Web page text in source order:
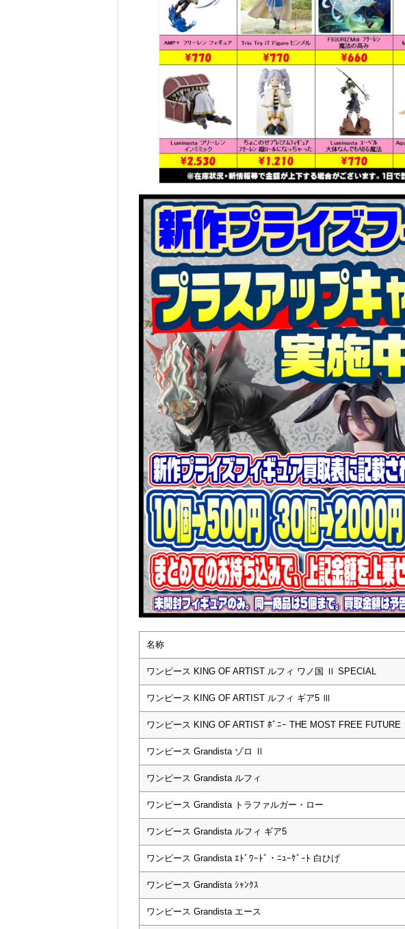
名称
ワンピース KING OF ARTIST ルフィ ワノ国 Ⅱ SPECIAL
ワンピース KING OF ARTIST ルフィ ギア5 Ⅲ
ワンピース KING OF ARTIST ﾎﾞﾆｰ THE MOST FREE FUTURE
ワンピース Grandista ゾロ Ⅱ
ワンピース Grandista ルフィ
ワンピース Grandista トラファルガー・ロー
ワンピース Grandista ルフィ ギア5
ワンピース Grandista ｴﾄﾞﾜｰﾄﾞ・ﾆｭｰｹﾞｰﾄ 白ひげ
ワンピース Grandista ｼｬﾝｸｽ
ワンピース Grandista エース